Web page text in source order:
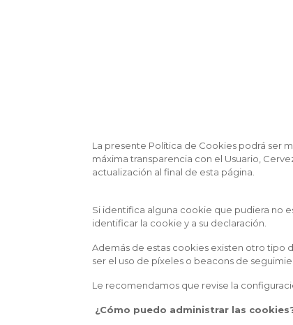
La presente Política de Cookies podrá ser
máxima transparencia con el Usuario,
actualización al final de esta página.
Si identifica alguna cookie que pudiera no
identificar la cookie y a su declaración.
Además de estas cookies existen otro tipo
ser el uso de píxeles o beacons de
Le recomendamos que revise la
¿Cómo puedo administrar las